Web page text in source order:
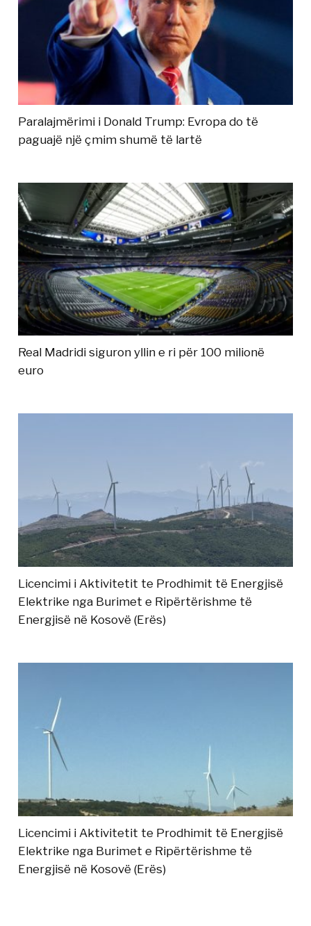
Paralajmërimi i Donald Trump: Evropa do të
paguajë një çmim shumë të lartë
Real Madridi siguron yllin e ri për 100 milionë
euro
Licencimi i Aktivitetit te Prodhimit të Energjisë
Elektrike nga Burimet e Ripërtërishme të
Energjisë në Kosovë (Erës)
Licencimi i Aktivitetit te Prodhimit të Energjisë
Elektrike nga Burimet e Ripërtërishme të
Energjisë në Kosovë (Erës)